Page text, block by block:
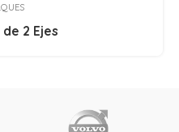
2 Ejes